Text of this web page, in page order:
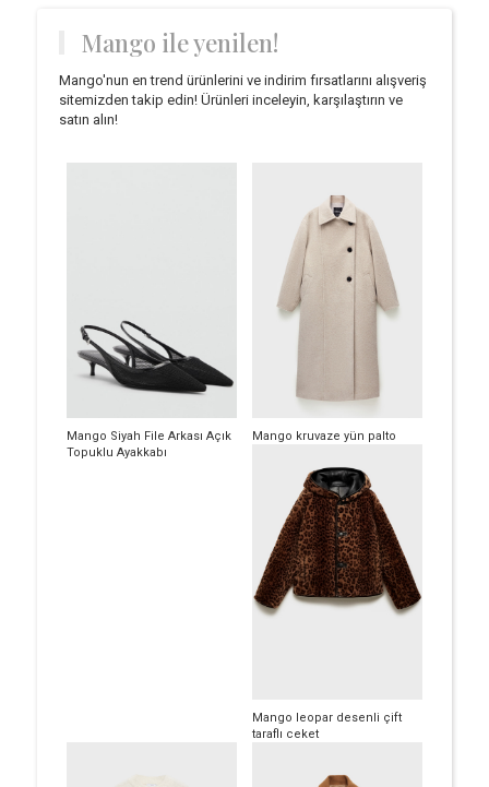
Mango ile yenilen!
Mango'nun en trend ürünlerini ve indirim fırsatlarını alışveriş
sitemizden takip edin! Ürünleri inceleyin, karşılaştırın ve
satın alın!
Mango Siyah File Arkası Açık
Topuklu Ayakkabı
Mango kruvaze yün palto
Mango leopar desenli çift
taraflı ceket